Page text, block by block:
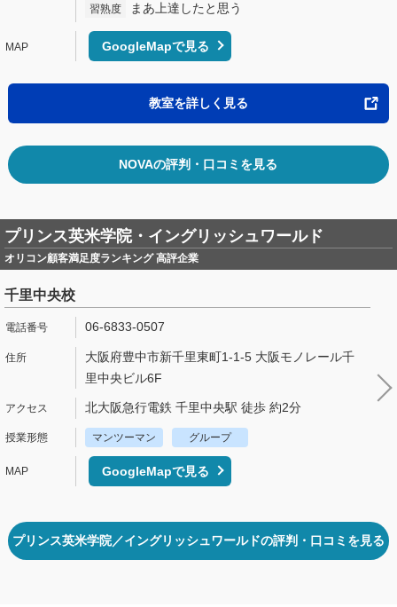
習熟度 まあ上達したと思う
GoogleMapで見る
教室を詳しく見る
NOVAの評判・口コミを見る
プリンス英米学院・イングリッシュワールド
オリコン顧客満足度ランキング 高評企業
千里中央校
06-6833-0507
大阪府豊中市新千里東町1-1-5 大阪モノレール千
里中央ビル6F
北大阪急行電鉄 千里中央駅 徒歩 約2分
マンツーマン グループ
GoogleMapで見る
プリンス英米学院／イングリッシュワールドの評判・口コミを見る